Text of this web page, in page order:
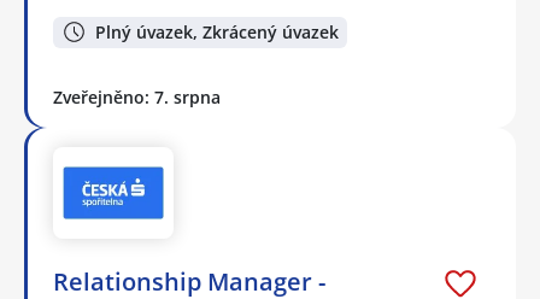
Plný úvazek, Zkrácený úvazek
Zveřejněno: 7. srpna
Relationship Manager -